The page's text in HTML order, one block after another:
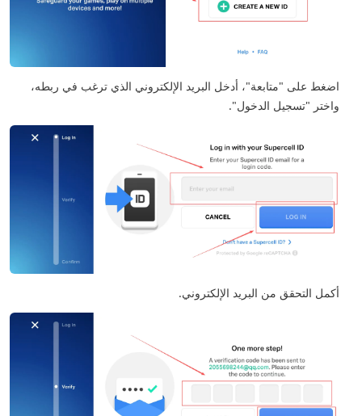
اضغط على "متابعة"، أدخل البريد الإلكتروني الذي ترغب في ربطه،
واختر "تسجيل الدخول".
أكمل التحقق من البريد الإلكتروني.